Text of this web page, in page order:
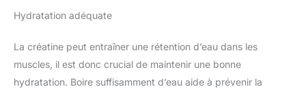
Hydratation adéquate
La créatine peut entraîner une rétention d’eau dans les
muscles, il est donc crucial de maintenir une bonne
hydratation. Boire suffisamment d’eau aide à prévenir la